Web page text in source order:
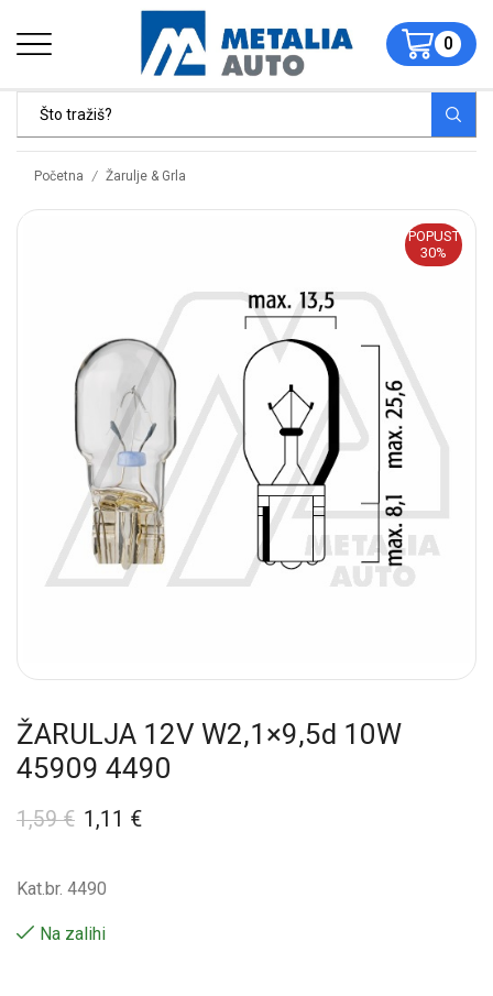
0
Početna / Žarulje & Grla
POPUST
30%
ŽARULJA 12V W2,1×9,5d 10W
45909 4490
1,59€ 1,11 €
Kat.br. 4490
Na zalihi